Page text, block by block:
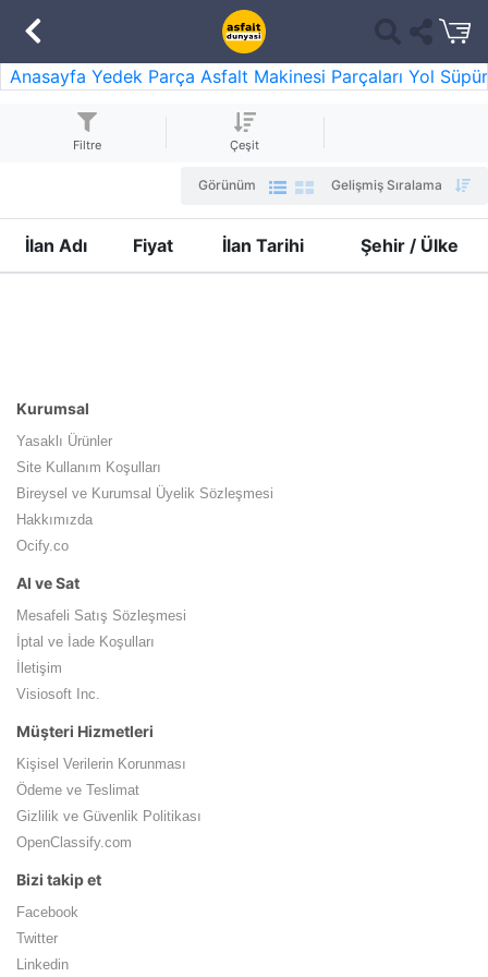
Anasayfa Yedek Parça Asfalt Makinesi Parçaları Yol
Filtre Çeşit
Görünüm Gelişmiş Sıralama
İlan Adı Fiyat İlan Tarihi Şehir / Ülke
Kurumsal
Yasaklı Ürünler
Site Kullanım Koşulları
Bireysel ve Kurumsal Üyelik Sözleşmesi
Hakkımızda
Ocify.co
Al ve Sat
Mesafeli Satış Sözleşmesi
İptal ve İade Koşulları
İletişim
Visiosoft Inc.
Müşteri Hizmetleri
Kişisel Verilerin Korunması
Ödeme ve Teslimat
Gizlilik ve Güvenlik Politikası
OpenClassify.com
Bizi takip et
Facebook
Twitter
Linkedin